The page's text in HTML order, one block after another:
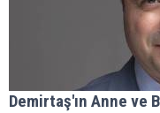
Demirtaş'ın Anne ve